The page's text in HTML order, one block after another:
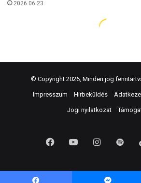
© Copyright 2026, Minden jog
Impresszum Hírbeküldés
Jogi nyilatkozat
FacebookYouTubeInstagram